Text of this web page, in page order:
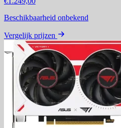
Beschikbaarheid onbekend
Vergelijk prijzen